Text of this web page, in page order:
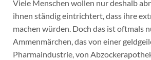
Viele Menschen wollen nur deshalb
ihnen ständig eintrichtert, dass ihre
machen würden. Doch das ist oftmals
Ammenmärchen, das von einer
Pharmaindustrie, von